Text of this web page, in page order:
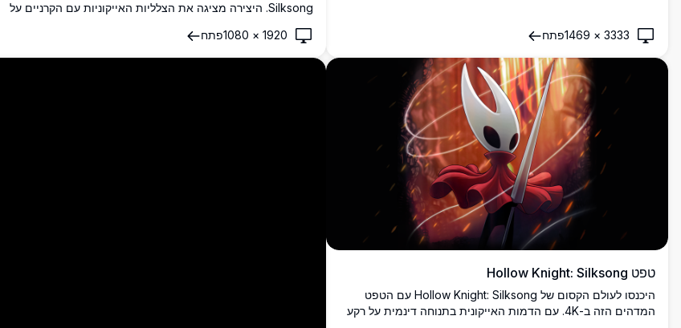
3333
×
1469פתח
Silksong. היצירה מציגה את הצלליות האייקוניות עם הקרניים על
חזותי מרשים לשולחן העבודה או לנייד.
1920
×
1080פתח
טפט Hollow Knight: Silksong
היכנסו לעולם הקסום של Hollow Knight: Silksong עם הטפט
המדהים הזה ב-4K. עם הדמות האייקונית בתנוחה דינמית על רקע